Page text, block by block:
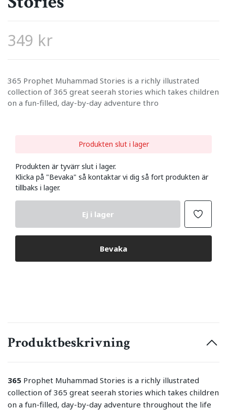
349 kr
365 Prophet Muhammad Stories is a richly illustrated
collection of 365 great seerah stories which takes children
on a fun-filled, day-by-day adventure thro
Produkten slut i lager
Produkten är tyvärr slut i lager.
Klicka på "Bevaka" så kontaktar vi dig så fort produkten är
tillbaks i lager.
Ej i lager
Bevaka
Produktbeskrivning
365 Prophet Muhammad Stories is a richly illustrated
collection of 365 great seerah stories which takes children
on a fun-filled, day-by-day adventure throughout the life